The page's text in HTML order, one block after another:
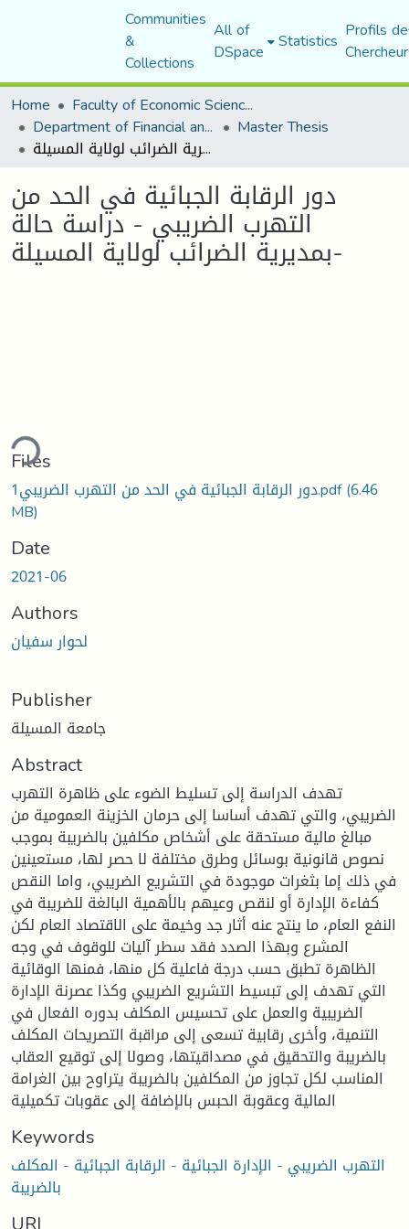
Communities
&
Collections
All of
DSpace Statistics Profils
Home
Faculty of Economic Sciences, Commerce and Management Sciences
Department of Financial and Accounting Sciences Master Thesis
دور الرقابة الجبائية في الحد من التهرب الضريبي - دراسة حالة بمديرية الضرائب لولاية المسيلة-
دور الرقابة الجبائية في الحد من
التهرب الضريبي - دراسة حالة
بمديرية الضرائب لولاية المسيلة-
Files
دور الرقابة الجبائية في الحد من التهرب الضريبي1.pdf(6.46
MB)
Date
2021-06
Authors
لحوار سفيان
Publisher
جامعة المسيلة
Abstract
تهدف الدراسة إلى تسليط الضوء على ظاهرة التهرب
الضريبي، والتي تهدف أساسا إلى حرمان الخزينة العمومية من
مبالغ مالية مستحقة على أشخاص مكلفين بالضريبة بموجب
نصوص قانونية بوسائل وطرق مختلفة لا حصر لها، مستعينين
في ذلك إما بثغرات موجودة في التشريع الضريبي، واما النقص
كفاءة الإدارة أو لنقص وعيهم بالأهمية البالغة للضريبة في
النفع العام، ما ينتج عنه أثار جد وخيمة على الاقتصاد العام لكن
المشرع وبهذا الصدد فقد سطر آليات للوقوف في وجه
الظاهرة تطبق حسب درجة فاعلية كل منها، فمنها الوقائية
التي تهدف إلى تبسيط التشريع الضريبي وكذا عصرنة الإدارة
الضريبية والعمل على تحسيس المكلف بدوره الفعال في
التنمية، وأخرى رقابية تسعى إلى مراقبة التصريحات المكلف
بالضريبة والتحقيق في مصداقيتها، وصولا إلى توقيع العقاب
المناسب لكل تجاوز من المكلفين بالضريبة يتراوح بين الغرامة
المالية وعقوبة الحبس بالإضافة إلى عقوبات تكميلية
Keywords
التهرب الضريبي - الإدارة الجبائية - الرقابة الجبائية - المكلف
بالضريبة